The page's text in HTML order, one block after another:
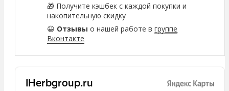
🎁 Получите кэшбек с каждой покупки и
накопительную скидку
😀 Отзывы о нашей работе вгруппе
Вконтакте